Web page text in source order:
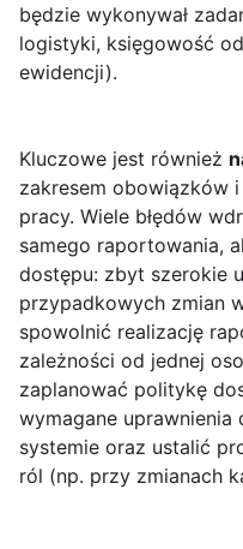
będzie wykonywał
logistyki, księgowość
ewidencji).
Kluczowe jest również
zakresem obowiązków
pracy. Wiele błędów
samego raportowania,
dostępu: zbyt szerokie
przypadkowych zmian
spowolnić realizację
zależności od jednej
zaplanować politykę
wymagane
systemie oraz ustalić
ról (np. przy zmianach